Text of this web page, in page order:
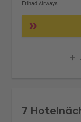
Etihad Airways
7